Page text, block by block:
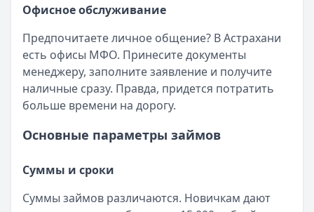
Офисное обслуживание
Предпочитаете личное общение? В Астрахани
есть офисы МФО. Принесите документы
менеджеру, заполните заявление и получите
наличные сразу. Правда, придется потратить
больше времени на дорогу.
Основные параметры займов
Суммы и сроки
Суммы займов различаются. Новичкам дают